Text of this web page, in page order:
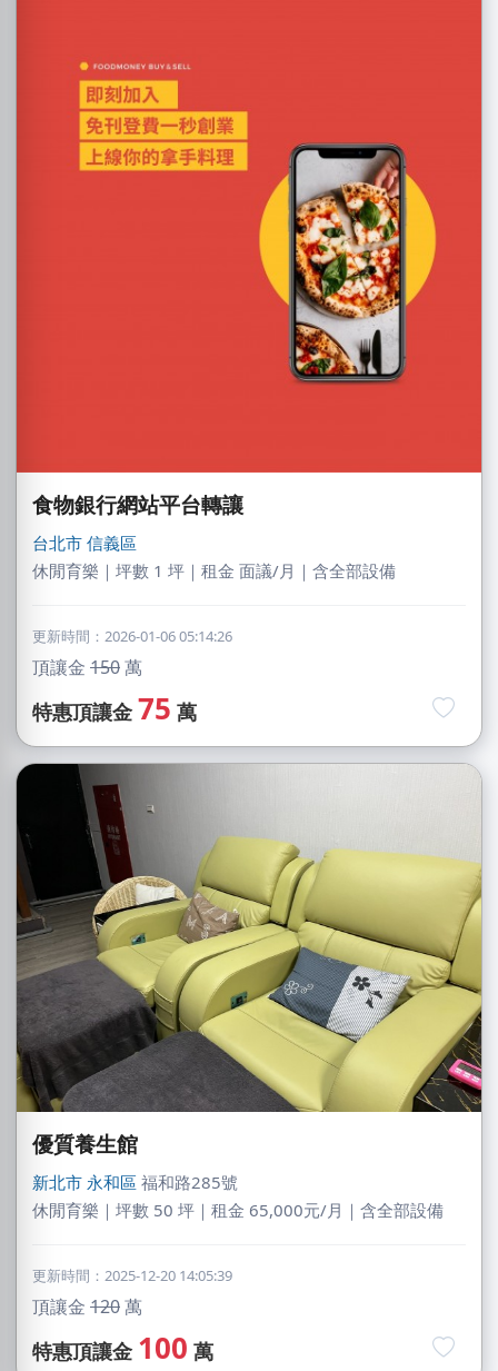
食物銀行網站平台轉讓
台北市 信義區
休閒育樂｜坪數 1 坪｜租金 面議/月｜含全部設備
更新時間：2026-01-06 05:14:26
頂讓金 150萬
特惠頂讓金 75 萬
優質養生館
新北市 永和區 福和路285號
休閒育樂｜坪數 50 坪｜租金 65,000元/月｜含全部設備
更新時間：2025-12-20 14:05:39
頂讓金 120萬
特惠頂讓金 100 萬